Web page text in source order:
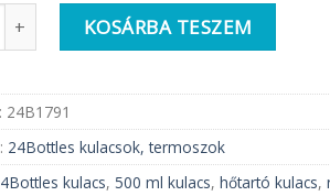
500ml rozsdamentes acél kulacs |
KOSÁRBA TESZEM
24B1791
24Bottles kulacsok, termoszok
kulacs, 500 ml kulacs, hőtartó kulacs,